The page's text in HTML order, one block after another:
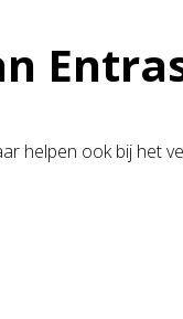
helpen ook bij het